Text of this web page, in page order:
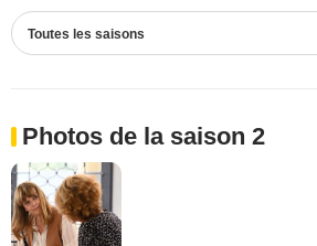
Toutes les saisons
Photos de la saison 2